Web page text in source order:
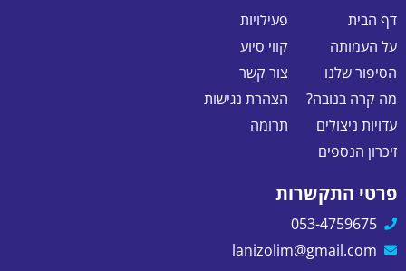
דף הבית
על העמותה
הסיפור שלנו
מה קרה בנובה?
עדויות ניצולים
זיכרון הנספים
פעילויות
קווי סיוע
צור קשר
הצהרת נגישות
תרומה
פרטי התקשרות
053-4759675
lanizolim@gmail.com